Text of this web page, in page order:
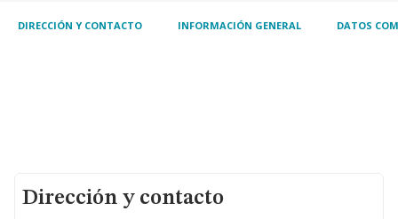
ley, por cu.
DIRECCIÓN Y CONTACTO INFORMACIÓN GENERAL DATOS
Dirección y contacto